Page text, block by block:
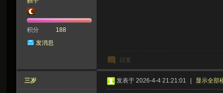
积分
188
发消息
回复
三岁 发表于 2026-4-4 21:21:01 显示全部